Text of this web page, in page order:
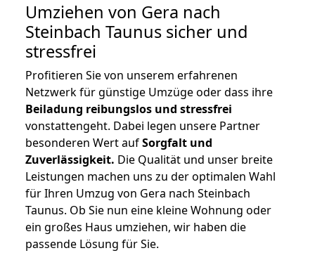
Umziehen von Gera nach
Steinbach Taunus sicher und
stressfrei
Profitieren Sie von unserem erfahrenen
Netzwerk für günstige Umzüge oder dass ihre
Beiladung reibungslos und stressfrei
vonstattengeht. Dabei legen unsere Partner
besonderen Wert aufSorgfalt und
Zuverlässigkeit. Die Qualität und unser breite
Leistungen machen uns zu der optimalen Wahl
für Ihren Umzug von Gera nach Steinbach
Taunus. Ob Sie nun eine kleine Wohnung oder
ein großes Haus umziehen, wir haben die
passende Lösung für Sie.